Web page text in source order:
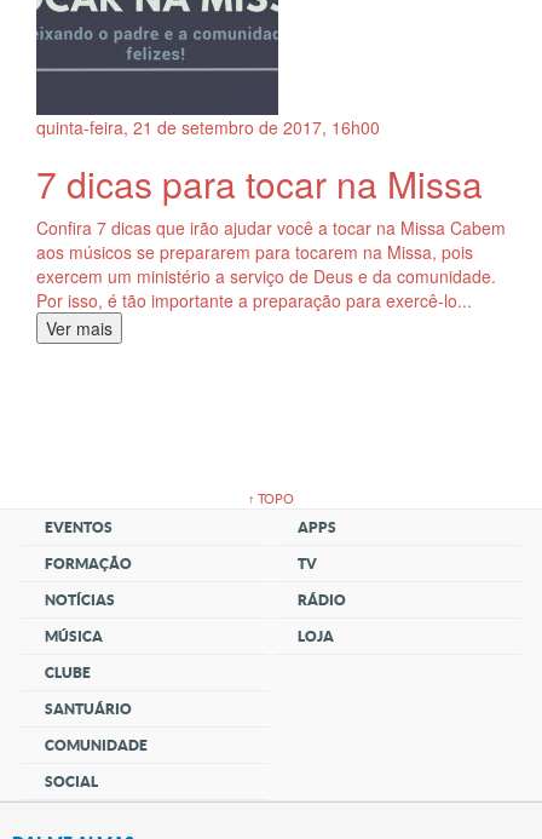
quinta-feira, 21 de setembro de 2017, 16h00
7 dicas para tocar na Missa
Confira 7 dicas que irão ajudar você a tocar na Missa Cabem
aos músicos se prepararem para tocarem na Missa, pois
exercem um ministério a serviço de Deus e da comunidade.
Por isso, é tão importante a preparação para exercê-lo...
Ver mais
↑ TOPO
EVENTOS
FORMAÇÃO
NOTÍCIAS
MÚSICA
CLUBE
SANTUÁRIO
COMUNIDADE
SOCIAL
APPS
TV
RÁDIO
LOJA